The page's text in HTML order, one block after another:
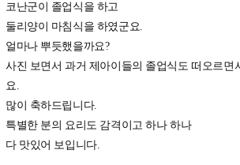
코난군이 졸업식을 하고
둘리양이 마침식을 하였군요.
얼마나 뿌듯했을까요?
사진 보면서 과거 제아이들의 졸업식도 떠오르면
요.
많이 축하드립니다.
특별한 분의 요리도 감격이고 하나 하나
다 맛있어 보입니다.